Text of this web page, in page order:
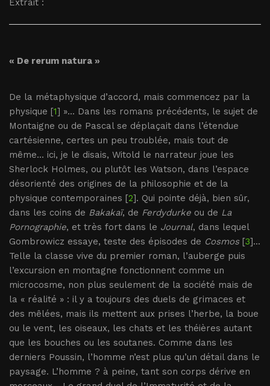
Extrait :
« De rerum natura »
De la métaphysique d’accord, mais commencez par la
physique [1] »... Dans les romans précédents, le sujet de
Montaigne ou de Pascal se déplaçait dans l’étendue
cartésienne, certes un peu troublée, mais tout de
même... ici, je le disais, Witold le narrateur joue les
Sherlock Holmes, ou plutôt les Watson, dans l’espace
désorienté des origines de la philosophie et de la
physique contemporaines [2]. Qui pointe déjà, bien sûr,
dans les coins de Bakakaï, de Ferdydurke ou de La
Pornographie, et très fort dans le Journal, dans lequel
Gombrowicz essaye, teste des épisodes de Cosmos[3]...
Telle la classe vive du premier roman, l’auberge puis
l’excursion en montagne fonctionnent comme un
microcosme, non plus seulement de la société mais de
la « réalité » : il y a toujours des duels de grimaces et
des mêlées, mais ils mettent aux prises l’herbe, la boue
ou le vent, les oiseaux, les chats et les théières autant
que les bouches ou les soutanes. Comme dans les
derniers Poussin, l’homme n’est plus qu’un détail dans le
paysage. L’homme ? à peine, tant son corps dérive en